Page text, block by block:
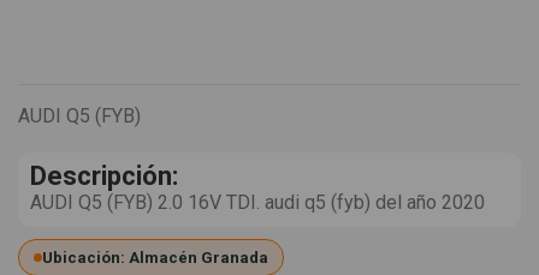
AUDI Q5 (FYB)
Descripción:
AUDI Q5 (FYB) 2.0 16V TDI. audi q5 (fyb) del año 2020
Ubicación: Almacén Granada